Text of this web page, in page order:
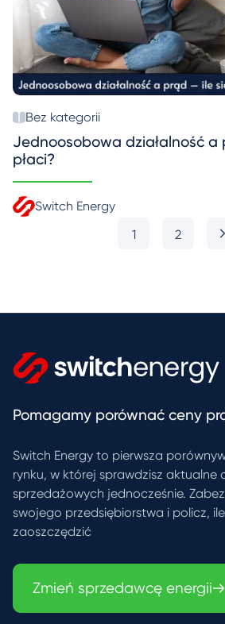
Bez kategorii
Jednoosobowa działalność a
płaci?
Switch Energy
1
2
Pomagamy porównać ceny
Switch Energy to pierwsza
rynku, w której sprawdzisz aktualne
sprzedażowych jednocześnie.
swojego przedsiębiorstwa i policz,
zaoszczędzić
Zmień sprzedawcę energii